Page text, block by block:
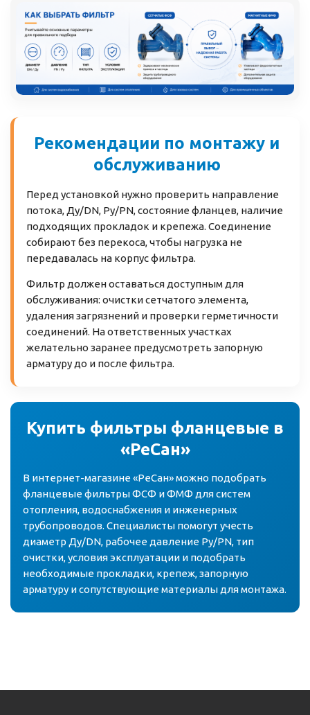
Рекомендации по монтажу и
обслуживанию
Перед установкой нужно проверить направление
потока, Ду/DN, Ру/PN, состояние фланцев, наличие
подходящих прокладок и крепежа. Соединение
собирают без перекоса, чтобы нагрузка не
передавалась на корпус фильтра.
Фильтр должен оставаться доступным для
обслуживания: очистки сетчатого элемента,
удаления загрязнений и проверки герметичности
соединений. На ответственных участках
желательно заранее предусмотреть запорную
арматуру до и после фильтра.
Купить фильтры фланцевые в
«РеСан»
В интернет-магазине «РеСан» можно подобрать
фланцевые фильтры ФСФ и ФМФ для систем
отопления, водоснабжения и инженерных
трубопроводов. Специалисты помогут учесть
диаметр Ду/DN, рабочее давление Ру/PN, тип
очистки, условия эксплуатации и подобрать
необходимые прокладки, крепеж, запорную
арматуру и сопутствующие материалы для монтажа.